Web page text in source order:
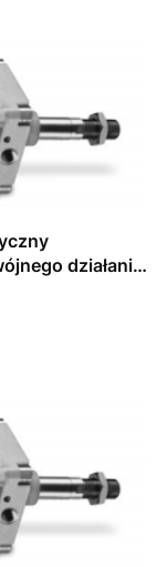
działania,
ISO 6431